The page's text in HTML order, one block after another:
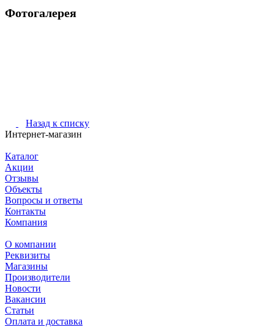
Фотогалерея
Назад к списку
Интернет-магазин
Каталог
Акции
Отзывы
Объекты
Вопросы и ответы
Контакты
Компания
О компании
Реквизиты
Магазины
Производители
Новости
Вакансии
Статьи
Оплата и доставка